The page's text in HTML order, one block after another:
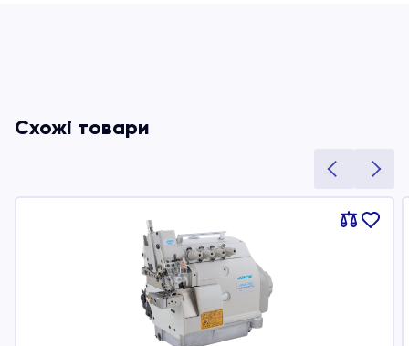
Схожі товари
Порівняти
В